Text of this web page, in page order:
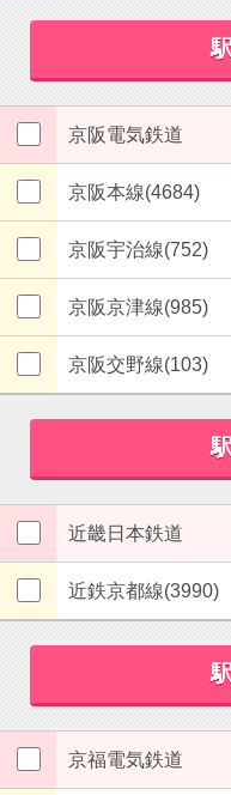
京阪電気鉄道
京阪本線(4684)
京阪宇治線(752)
京阪京津線(985)
京阪交野線(103)
近畿日本鉄道
近鉄京都線(3990)
京福電気鉄道